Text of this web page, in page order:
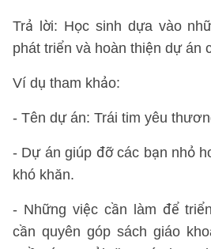
Trả lời: Học sinh dựa vào
phát triển và hoàn thiện dự án
Ví dụ tham khảo:
- Tên dự án: Trái tim yêu
- Dự án giúp đỡ các bạn nhỏ
khó khăn.
- Những việc cần làm để
cần quyên góp sách giáo